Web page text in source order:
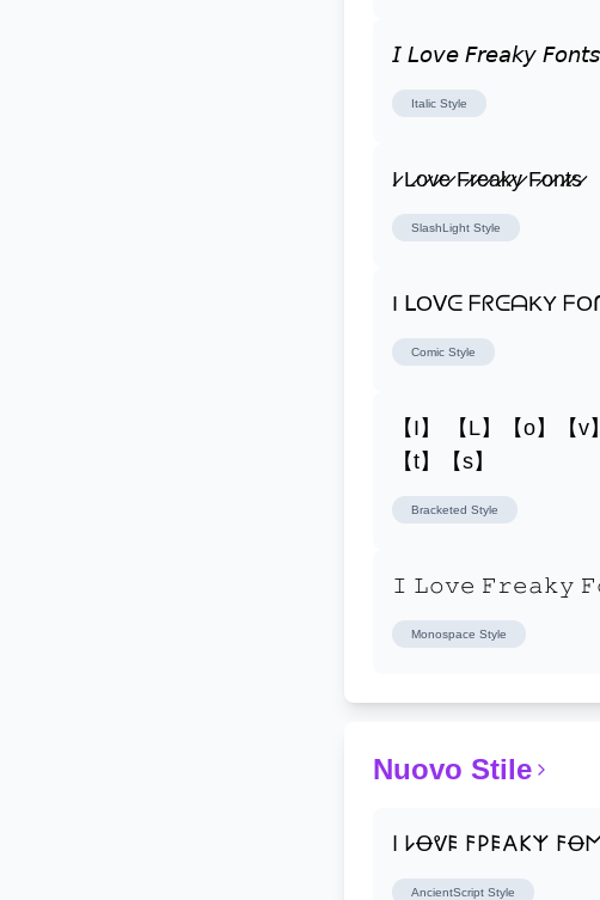
𝘐 𝘓𝘰𝘷𝘦 𝘍𝘳𝘦𝘢𝘬𝘺 𝘍𝘰𝘯𝘵𝘴
Italic Style
I̷ L̷o̷v̷e̷ F̷r̷e̷a̷k̷y̷ F̷o̷n̷t̷s̷
SlashLight Style
I ᒪOᐯᕮ ᖴᖇᕮᗩKY
Comic Style
【I】 【L】【o】【
【t】【s】
Bracketed Style
𝙸 𝙻𝚘𝚟𝚎 𝙵𝚛𝚎𝚊𝚔𝚢
Monospace Style
Nuovo Stile
𐌉 𐌋Ꝋᕓ𐌄 𐌅𐌓𐌄𐌀𐌊𐌙
AncientScript Style